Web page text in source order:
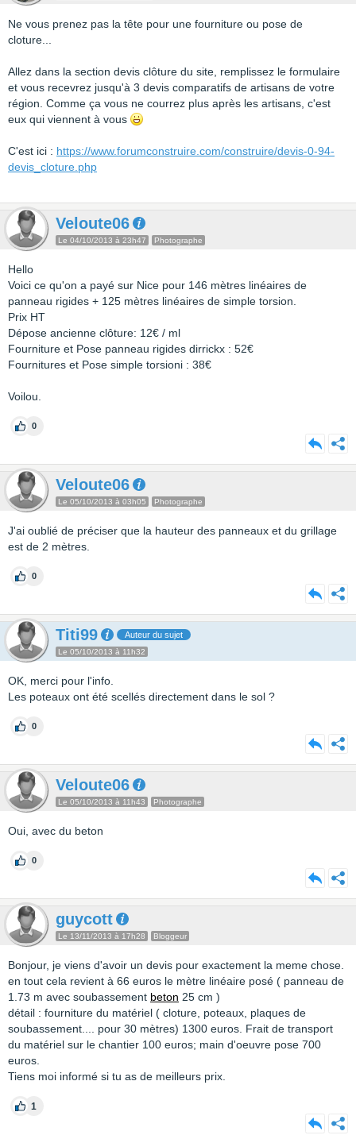
Ne vous prenez pas la tête pour une fourniture ou pose de
cloture...
Allez dans la section devis clôture du site, remplissez le formulaire
et vous recevrez jusqu'à 3 devis comparatifs de artisans de votre
région. Comme ça vous ne courrez plus après les artisans, c'est
eux qui viennent à vous
C'est ici : https://www.forumconstruire.com/construire/devis-0-94-
devis_cloture.php
Veloute06
Le 04/10/2013 à 23h47 Photographe
Hello
Voici ce qu'on a payé sur Nice pour 146 mètres linéaires de
panneau rigides + 125 mètres linéaires de simple torsion.
Prix HT
Dépose ancienne clôture: 12€ / ml
Fourniture et Pose panneau rigides dirrickx : 52€
Fournitures et Pose simple torsioni : 38€
Voilou.
0
Veloute06
Le 05/10/2013 à 03h05 Photographe
J'ai oublié de préciser que la hauteur des panneaux et du grillage
est de 2 mètres.
0
Titi99 Auteur du sujet
Le 05/10/2013 à 11h32
OK, merci pour l'info.
Les poteaux ont été scellés directement dans le sol ?
0
Veloute06
Le 05/10/2013 à 11h43 Photographe
Oui, avec du beton
0
guycott
Le 13/11/2013 à 17h28 Bloggeur
Bonjour, je viens d'avoir un devis pour exactement la meme chose.
en tout cela revient à 66 euros le mètre linéaire posé ( panneau de
1.73 m avec soubassement beton 25 cm )
détail : fourniture du matériel ( cloture, poteaux, plaques de
soubassement.... pour 30 mètres) 1300 euros. Frait de transport
du matériel sur le chantier 100 euros; main d'oeuvre pose 700
euros.
Tiens moi informé si tu as de meilleurs prix.
1